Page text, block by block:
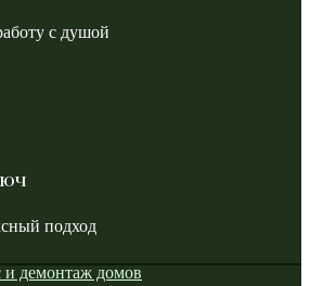
с душой
подход
и демонтаж домов